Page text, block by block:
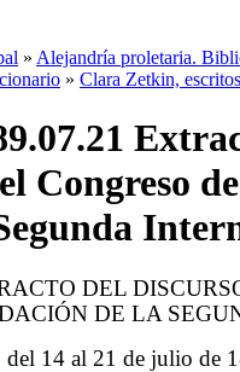
» Alejandría proletaria.
» Clara Zetkin, escritos
Congreso
DEL
DE LA
del 14 al 21 de julio de